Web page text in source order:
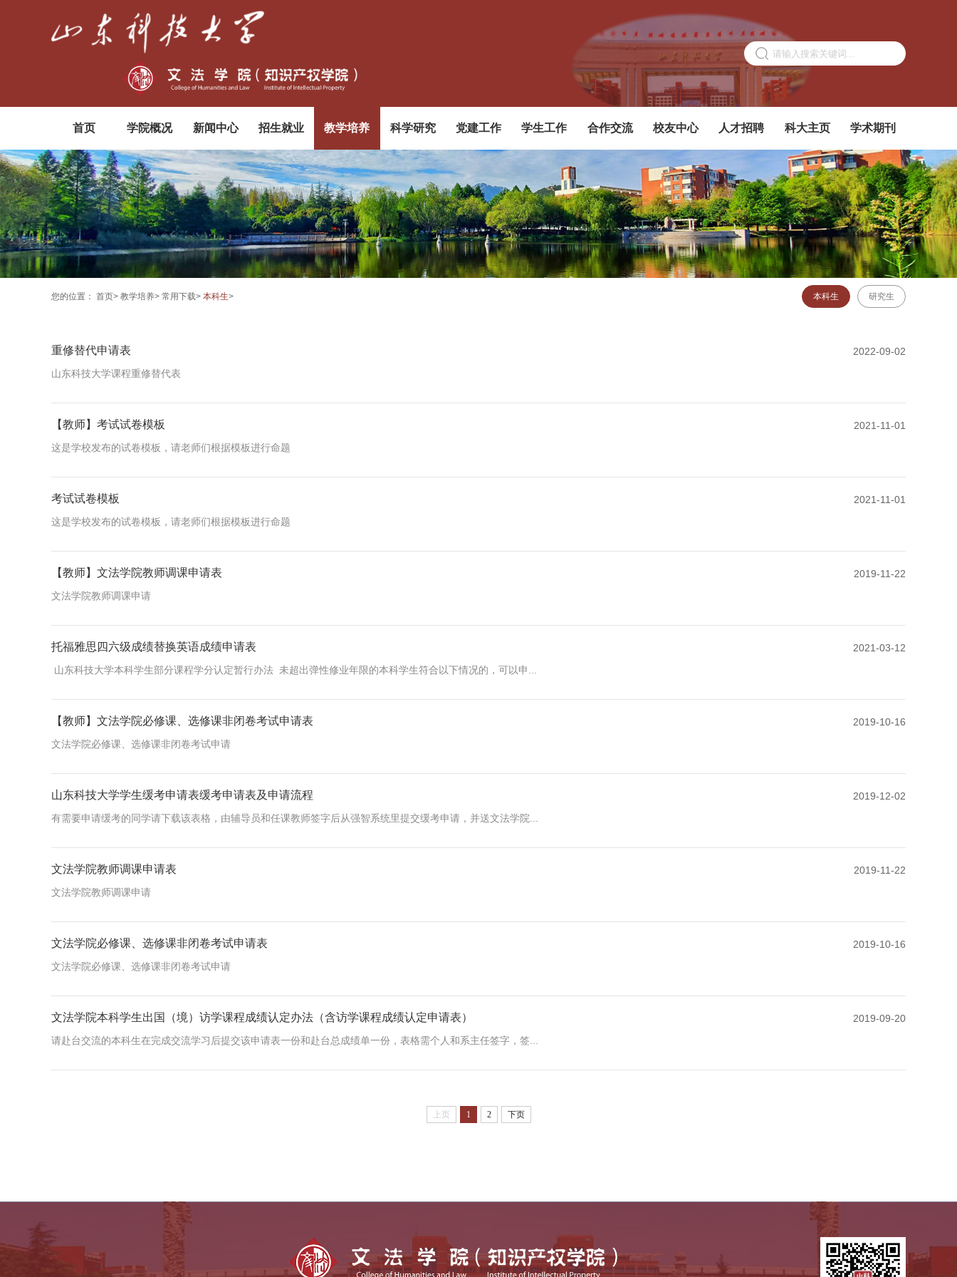
首页 学院概况 新闻中心 招生就业 教学培养 科学研究 党建工作 学生工作 合作交流 校友中心 人才招聘 科大主页 学术期刊
您的位置： 首页> 教学培养> 常用下载> 本科生> 本科生 研究生
重修替代申请表
2022-09-02
山东科技大学课程重修替代表
【教师】考试试卷模板
2021-11-01
这是学校发布的试卷模板，请老师们根据模板进行命题
考试试卷模板
2021-11-01
这是学校发布的试卷模板，请老师们根据模板进行命题
【教师】文法学院教师调课申请表
2019-11-22
​文法学院教师调课申请
托福雅思四六级成绩替换英语成绩申请表
2021-03-12
山东科技大学本科学生部分课程学分认定暂行办法 未超出弹性修业年限的本科学生符合以下情况的，可以申...
【教师】文法学院必修课、选修课非闭卷考试申请表
2019-10-16
文法学院必修课、选修课非闭卷考试申请
山东科技大学学生缓考申请表缓考申请表及申请流程
2019-12-02
有需要申请缓考的同学请下载该表格，由辅导员和任课教师签字后从强智系统里提交缓考申请，并送文法学院...
文法学院教师调课申请表
2019-11-22
​文法学院教师调课申请
文法学院必修课、选修课非闭卷考试申请表
2019-10-16
文法学院必修课、选修课非闭卷考试申请
文法学院本科学生出国（境）访学课程成绩认定办法（含访学课程成绩认定申请表）
2019-09-20
请赴台交流的本科生在完成交流学习后提交该申请表一份和赴台总成绩单一份，表格需个人和系主任签字，签...
上页 1 2 下页